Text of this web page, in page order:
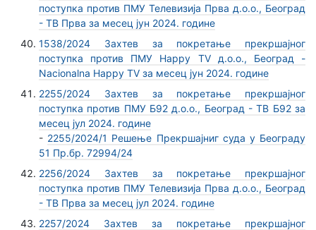
поступка против ПМУ Телевизија Прва д.о.о., Београд
- ТВ Прва за месец јун 2024. године
1538/2024 Захтев за покретање прекршајног
поступка против ПМУ Happy TV д.о.о., Београд -
Nacionalna Happy TV за месец јун 2024. године
2255/2024 Захтев за покретање прекршајног
поступка против ПМУ Б92 д.о.о., Београд - ТВ Б92 за
месец јул 2024. године
- 2255/2024/1 Решење Прекршајниг суда у Београду
51 Пр.бр. 72994/24
2256/2024 Захтев за покретање прекршајног
поступка против ПМУ Телевизија Прва д.о.о., Београд
- ТВ Прва за месец јул 2024. године
2257/2024 Захтев за покретање прекршајног